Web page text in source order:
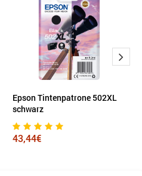
Epson Tintenpatrone 502XL
schwarz
43,44€